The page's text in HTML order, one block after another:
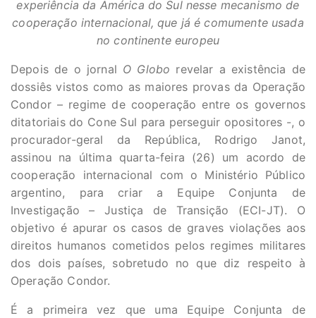
experiência da América do Sul nesse mecanismo de
cooperação internacional, que já é comumente usada
no continente europeu
Depois de o jornal O Globo revelar a existência de
dossiês vistos como as maiores provas da Operação
Condor – regime de cooperação entre os governos
ditatoriais do Cone Sul para perseguir opositores -, o
procurador-geral da República, Rodrigo Janot,
assinou na última quarta-feira (26) um acordo de
cooperação internacional com o Ministério Público
argentino, para criar a Equipe Conjunta de
Investigação – Justiça de Transição (ECI-JT). O
objetivo é apurar os casos de graves violações aos
direitos humanos cometidos pelos regimes militares
dos dois países, sobretudo no que diz respeito à
Operação Condor.
É a primeira vez que uma Equipe Conjunta de